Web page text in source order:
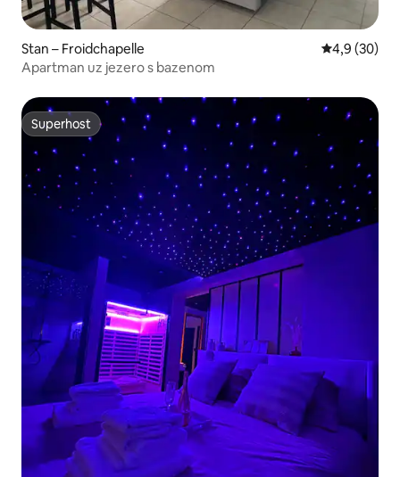
Stan – Froidchapelle Prosječna
4,9 (30)
Apartman uz jezero s bazenom
Superhost
Superhost